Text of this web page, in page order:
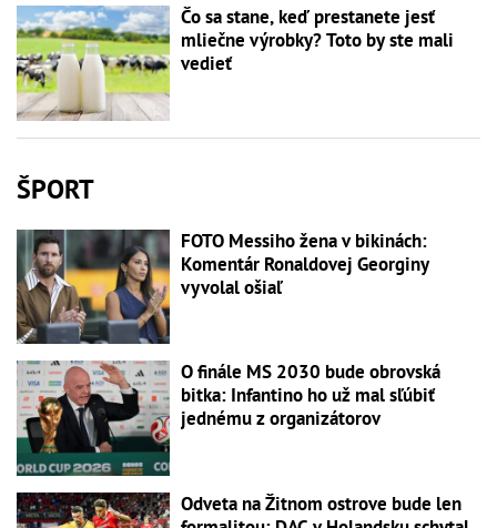
Čo sa stane, keď prestanete jesť
mliečne výrobky? Toto by ste mali
vedieť
ŠPORT
FOTO Messiho žena v bikinách:
Komentár Ronaldovej Georginy
vyvolal ošiaľ
O finále MS 2030 bude obrovská
bitka: Infantino ho už mal sľúbiť
jednému z organizátorov
Odveta na Žitnom ostrove bude len